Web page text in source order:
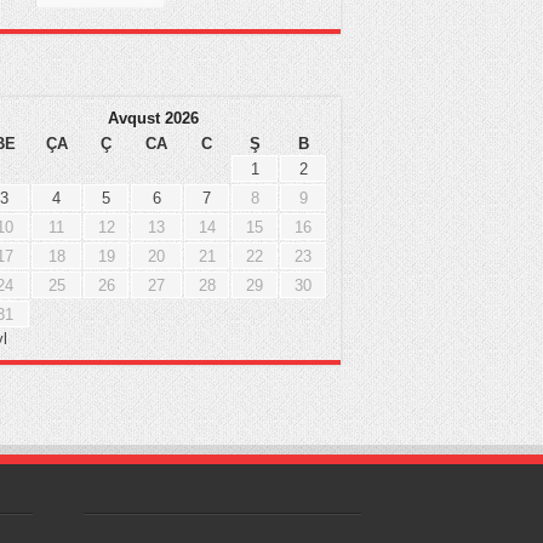
Avqust 2026
ÇA Ç CA C Ş
B
1
2
3
4 5 6 7 8
9
11 12 13 14 15
16
18 19 20 21 22
23
25 26 27 28 29
30